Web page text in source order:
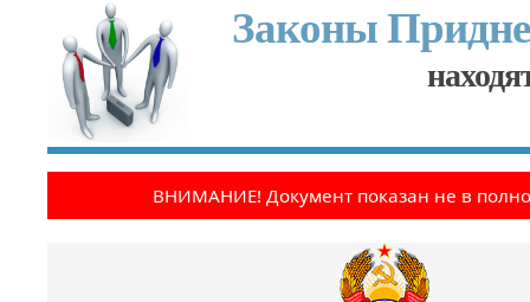
Законы
ВНИМАНИЕ! Документ показан не в